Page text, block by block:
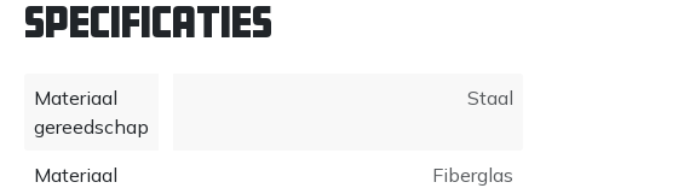
Specificaties
Materiaal
gereedschap
Staal
Materiaal
Fiberglas